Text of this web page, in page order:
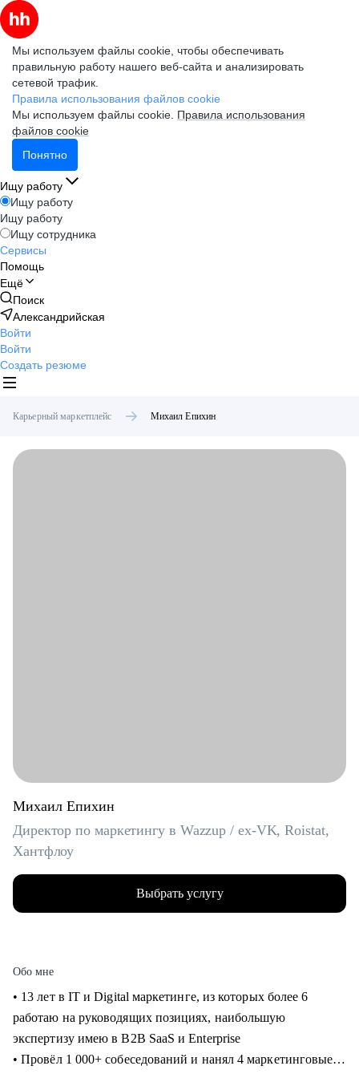
Мы используем файлы cookie, чтобы обеспечивать
правильную работу нашего веб-сайта и анализировать
сетевой трафик.
Правила использования файлов cookie
Мы используем файлы cookie. Правила использования
файлов cookie
Понятно
Ищу работу
Ищу работу
Ищу работу
Ищу сотрудника
Сервисы
Помощь
Ещё
Поиск
Александрийская
Войти
Войти
Создать резюме
Карьерный маркетплейс Михаил Епихин
Михаил Епихин
Директор по маркетингу в Wazzup / ex-VK, Roistat,
Хантфлоу
Выбрать услугу
Обо мне
• 13 лет в IT и Digital маркетинге, из которых более 6
работаю на руководящих позициях, наибольшую
экспертизу имею в B2B SaaS и Enterprise
• Провёл 1 000+ собеседований и нанял 4 маркетинговые